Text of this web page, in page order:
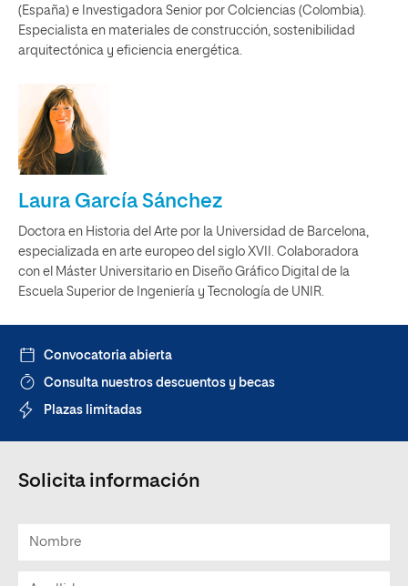
(España) e Investigadora Senior por Colciencias (Colombia).
Especialista en materiales de construcción, sostenibilidad
arquitectónica y eficiencia energética.
Laura García Sánchez
Doctora en Historia del Arte por la Universidad de Barcelona,
especializada en arte europeo del siglo XVII. Colaboradora
con el Máster Universitario en Diseño Gráfico Digital de la
Escuela Superior de Ingeniería y Tecnología de UNIR.
Convocatoria abierta
Consulta nuestros descuentos y becas
Plazas limitadas
Solicita información